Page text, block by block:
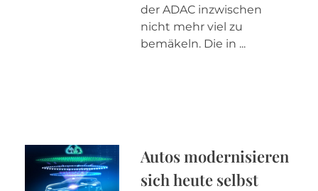
der ADAC inzwischen
nicht mehr viel zu
bemäkeln. Die in ...
Autos modernisieren
sich heute selbst